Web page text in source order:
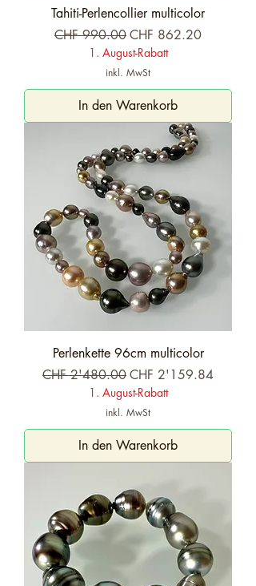
Tahiti-Perlencollier multicolor
Standardpreis
CHF 990.00Sale-Preis
CHF 862.20
1. August-Rabatt
inkl. MwSt
In den Warenkorb
Perlenkette 96cm multicolor
Standardpreis
CHF 2'480.00Sale-Preis
CHF 2'159.84
1. August-Rabatt
inkl. MwSt
In den Warenkorb